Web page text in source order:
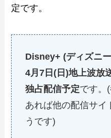
定です。
Disney+ (ディズニ
4月7日(日)地上波放
独占配信予定です。
あれば他の配信サイ
うです)